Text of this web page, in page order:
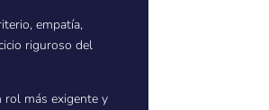
empatía,
riguroso del
rol más exigente y